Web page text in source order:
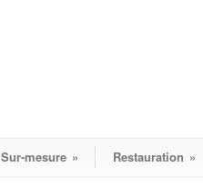
Sur-mesure » Restauration »